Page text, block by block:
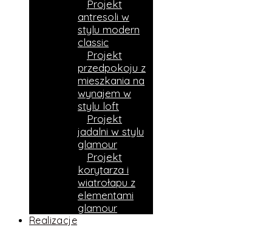
Projekt
antresoli w
stylu modern
classic
Projekt
przedpokoju z
mieszkania na
wynajem w
stylu loft
Projekt
jadalni w stylu
glamour
Projekt
korytarza i
wiatrołapu z
elementami
glamour
Realizacje